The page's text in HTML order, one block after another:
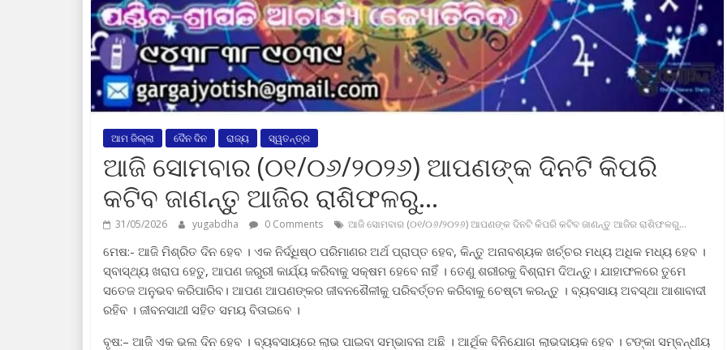
ଆମ ଜିଲ୍ଲା ଦୈନ ଦିନ ରାଜ୍ୟ ସ୍ୱତନ୍ତ୍ର
ଆଜି ସୋମବାର (୦୧/୦୬/୨୦୨୬) ଆପଣଙ୍କ ଦିନଟି କିପରି
କଟିବ ଜାଣନ୍ତୁ ଆଜିର ରାଶିଫଳରୁ…
31/05/2026 yugabdha 0 Comments ଆଜି ସୋମବାର (୦୧/୦୬/୨୦୨୬) ଆପଣଙ୍କ ଦିନଟି କିପରି କଟିବ ଜାଣନ୍ତୁ ଆଜିର ରାଶିଫଳରୁ…
ମେଷ:- ଆଜି ମିଶ୍ରିତ ଦିନ ହେବ । ଏକ ନିର୍ଦ୍ଧିଷ୍ଠ ପରିମାଣର ଅର୍ଥ ପ୍ରାପ୍ତ ହେବ, କିନ୍ତୁ ଅନାବଶ୍ୟକ ଖର୍ଚ୍ଚର ମଧ୍ୟ ଅଧିକ ମଧ୍ୟ ହେବ ।
ସ୍ବାସ୍ଥ୍ୟ ଖରାପ ହେତୁ, ଆପଣ ଜରୁରୀ କାର୍ଯ୍ୟ କରିବାକୁ ସକ୍ଷମ ହେବେ ନାହିଁ । ତେଣୁ ଶରୀରକୁ ବିଶ୍ରାମ ଦିଅନ୍ତୁ। ଯାହାଫଳରେ ତୁମେ
ସତେଜ ଅନୁଭବ କରିପାରିବ। ଆପଣ ଆପଣଙ୍କର ଜୀବନଶୈଳୀକୁ ପରିବର୍ତ୍ତନ କରିବାକୁ ଚେଷ୍ଟା କରନ୍ତୁ । ବ୍ୟବସାୟ ଅବସ୍ଥା ଆଶାବାଦୀ
ରହିବ । ଜୀବନସାଥୀ ସହିତ ସମୟ ବିତାଇବେ ।
ବୃଷ:– ଆଜି ଏକ ଭଲ ଦିନ ହେବ । ବ୍ୟବସାୟରେ ଲାଭ ପାଇବା ସମ୍ଭାବନା ଅଛି । ଆର୍ଥିକ ବିନିଯୋଗ ଲାଭଦାୟକ ହେବ । ଟଙ୍କା ସମ୍ବନ୍ଧୀୟ